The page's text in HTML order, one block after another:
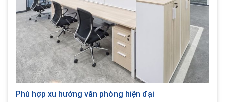
Phù hợp xu hướng văn phòng hiện đại